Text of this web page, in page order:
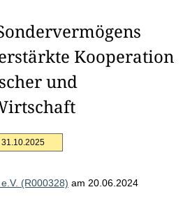
Kooperation
und
(R000328) am 20.06.2024